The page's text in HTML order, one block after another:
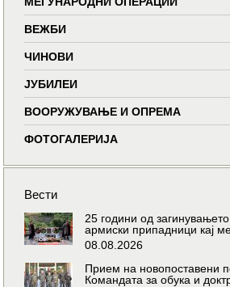
ВЕЖБИ
ЧИНОВИ
ЈУБИЛЕИ
ВООРУЖУВАЊЕ И ОПРЕМА
ФОТОГАЛЕРИЈА
Вести
25 години од
армиски припадници кај
08.08.2026
Прием на новопоставени
Командата за обука и